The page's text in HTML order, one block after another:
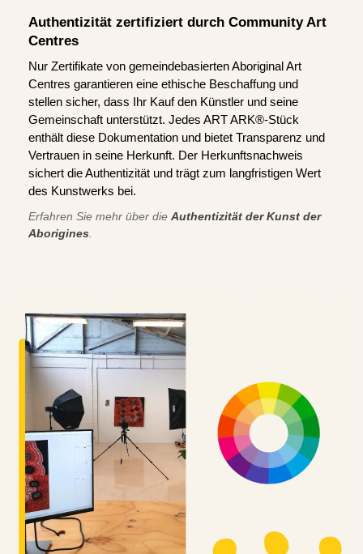
Authentizität zertifiziert durch Community Art
Centres
Nur Zertifikate von gemeindebasierten Aboriginal Art
Centres garantieren eine ethische Beschaffung und
stellen sicher, dass Ihr Kauf den Künstler und seine
Gemeinschaft unterstützt. Jedes ART ARK®-Stück
enthält diese Dokumentation und bietet Transparenz und
Vertrauen in seine Herkunft. Der Herkunftsnachweis
sichert die Authentizität und trägt zum langfristigen Wert
des Kunstwerks bei.
Erfahren Sie mehr über die Authentizität der Kunst der
Aborigines